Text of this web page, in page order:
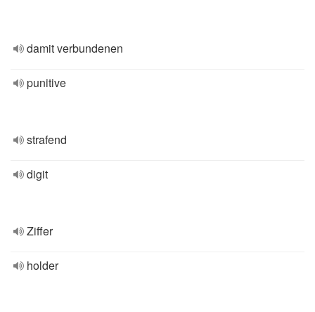
damit verbundenen
punitive
strafend
digit
Ziffer
holder